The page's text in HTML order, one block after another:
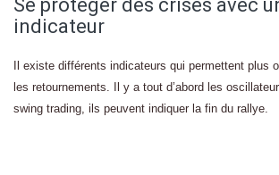
Se protéger des crises avec
indicateur
Il existe différents indicateurs qui permettent plus
les retournements. Il y a tout d’abord les
swing trading, ils peuvent indiquer la fin du rallye.